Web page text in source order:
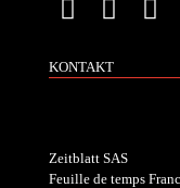
KONTAKT
Zeitblatt SAS
Feuille de temps